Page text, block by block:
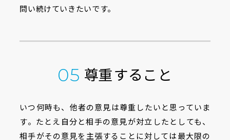
問い続けていきたいです。
05 尊重すること
いつ何時も、他者の意見は尊重したいと思っていま
す。たとえ自分と相手の意見が対立したとしても、
相手がその意見を主張することに対しては最大限の